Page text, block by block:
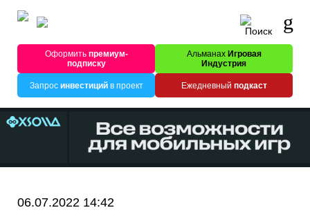
Оформитьпремиум-
подписку
Альманах Игровая
Индустрия
Запрос инвестицийв проект Ежедневный подкаст
06.07.2022 14:42